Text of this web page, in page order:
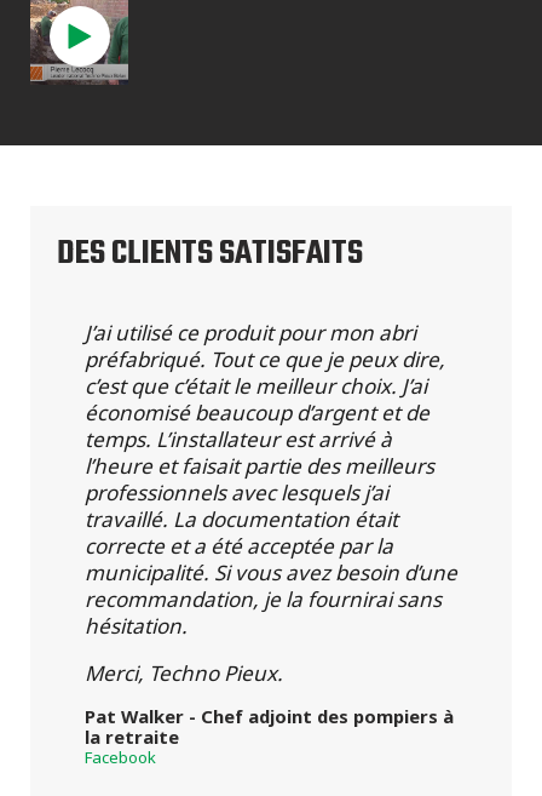
DES CLIENTS SATISFAITS
J’ai utilisé ce produit pour mon abri
préfabriqué. Tout ce que je peux dire,
c’est que c’était le meilleur choix. J’ai
économisé beaucoup d’argent et de
temps. L’installateur est arrivé à
l’heure et faisait partie des meilleurs
professionnels avec lesquels j’ai
travaillé. La documentation était
correcte et a été acceptée par la
municipalité. Si vous avez besoin d’une
recommandation, je la fournirai sans
hésitation.
Merci, Techno Pieux.
Pat Walker - Chef adjoint des pompiers à
la retraite
Facebook